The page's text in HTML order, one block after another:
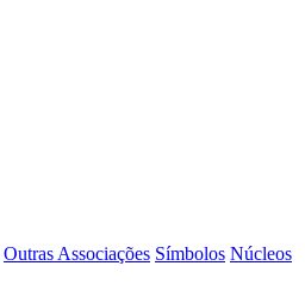
Outras Associações Símbolos Núcleos